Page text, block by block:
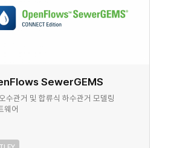
SewerGEMS
수관거 및 합류식 하수관거 모델링
웨어